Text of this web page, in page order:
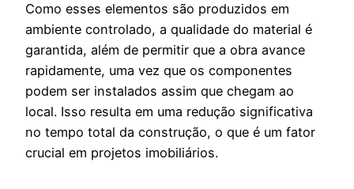
Como esses elementos são produzidos em
ambiente controlado, a qualidade do material é
garantida, além de permitir que a obra avance
rapidamente, uma vez que os componentes
podem ser instalados assim que chegam ao
local. Isso resulta em uma redução significativa
no tempo total da construção, o que é um fator
crucial em projetos imobiliários.